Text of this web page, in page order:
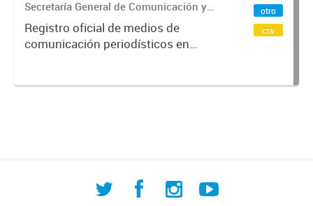
Secretaría General de Comunicación y
de Relaciones Institucionales
Registro oficial de medios de
comunicación periodísticos en
digitales. Contiene información
otro
csv